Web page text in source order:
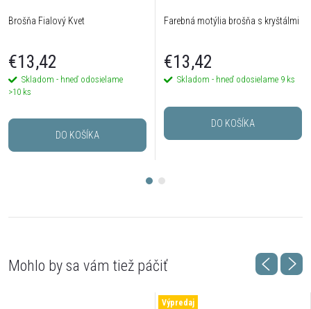
Brošňa Fialový Kvet
€13,42
Skladom - hneď odosielame
>10 ks
DO KOŠÍKA
Farebná motýlia brošňa s kryštálmi
€13,42
Skladom - hneď odosielame 9 ks
DO KOŠÍKA
Výpredaj